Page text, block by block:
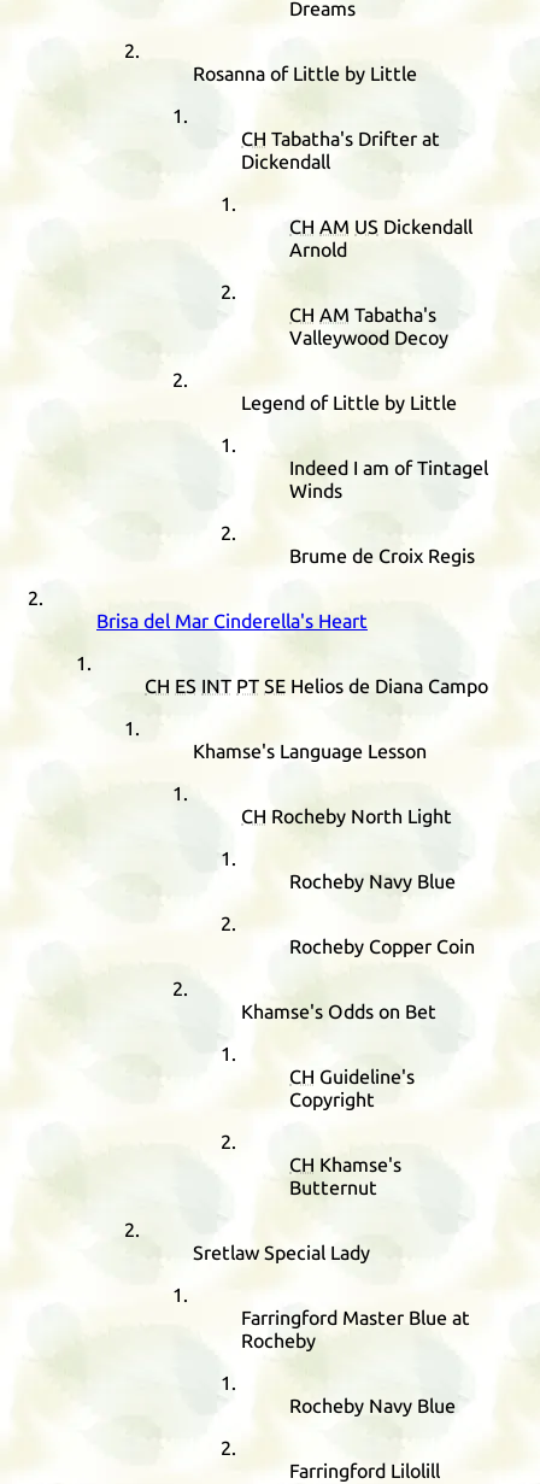
Dreams
Rosanna of Little by Little
CH Tabatha's Drifter at
Dickendall
CH AM US Dickendall
Arnold
CH AM Tabatha's
Valleywood Decoy
Legend of Little by Little
Indeed I am of Tintagel
Winds
Brume de Croix Regis
Brisa del Mar Cinderella's Heart
CH ES INT PT SE Helios de Diana Campo
Khamse's Language Lesson
CH Rocheby North Light
Rocheby Navy Blue
Rocheby Copper Coin
Khamse's Odds on Bet
CH Guideline's
Copyright
CH Khamse's
Butternut
Sretlaw Special Lady
Farringford Master Blue at
Rocheby
Rocheby Navy Blue
Farringford Lilolill